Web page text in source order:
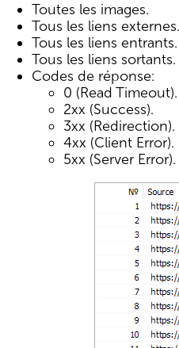
Toutes les images.
Tous les liens externes.
Tous les liens entrants.
Tous les liens sortants.
Codes de réponse:
0 (Read Timeout).
2xx (Success).
3xx (Redirection).
4xx (Client Error).
5xx (Server Error).